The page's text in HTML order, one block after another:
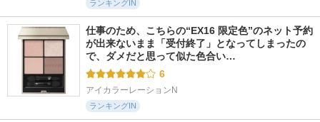
ランキングIN
仕事のため、こちらの“EX16 限定色”のネット予約
が出来ないまま「受付終了」となってしまったの
で、ダメだと思って似た色合い…
6
アイカラーレーションN
ランキングIN